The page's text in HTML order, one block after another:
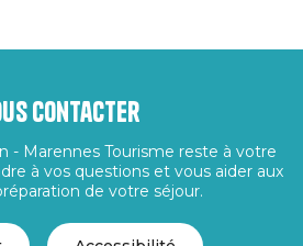
contacter
- Marennes Tourisme reste à votre
à vos questions et vous aider aux
de votre séjour.